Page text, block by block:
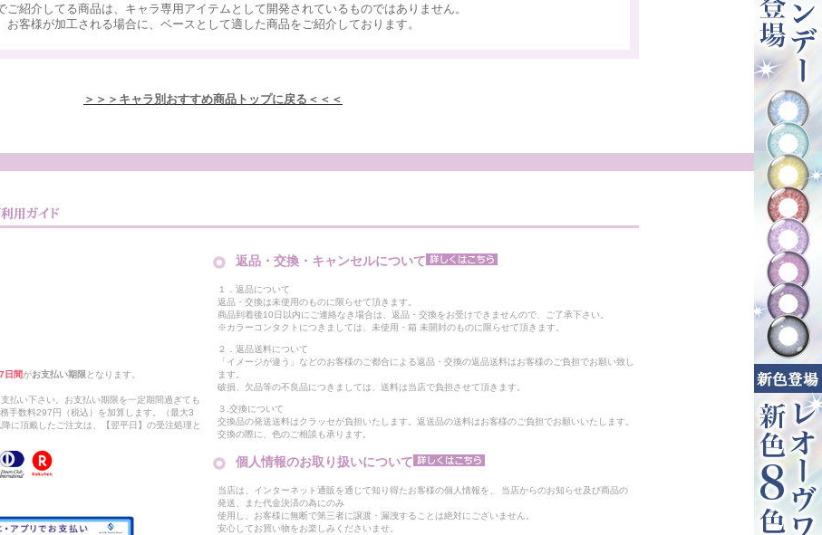
ご紹介してる商品は、キャラ専用アイテムとして開発されているものではありません。
お客様が加工される場合に、ベースとして適した商品をご紹介しております。
＞＞＞キャラ別おすすめ商品トップに戻る＜＜＜
日間がお支払い期限 となります。
払い下さい。お支払い期限を一定期間過ぎても
手数料297円（税込）を加算します。（最大3
に頂戴したご注文は、【翌平日】の受注処理と
返品・交換・キャンセルについて
１．返品について
返品・交換は未使用のものに限らせて頂きます。
商品到着後10日以内にご連絡なき場合は、返品・交換をお受けできませんので、ご了承下さい。
※カラーコンタクトにつきましては、未使用・箱 未開封のものに限らせて頂きます。
２．返品送料について
「イメージが違う」などのお客様のご都合による返品・交換の返品送料はお客様のご負担でお願い致し
ます。
破損、欠品等の不良品につきましては、送料は当店で負担させて頂きます。
３.交換について
交換品の発送送料はクラッセが負担いたします。返送品の送料はお客様のご負担でお願いいたします。
交換の際に、色のご相談も承ります。
個人情報のお取り扱いについて
当店は、インターネット通販を通じて知り得たお客様の個人情報を、 当店からのお知らせ及び商品の
発送、また代金決済の為にのみ
使用し、お客様に無断で第三者に譲渡・漏洩することは絶対にございません。
安心してお買い物をお楽しみくださいませ。